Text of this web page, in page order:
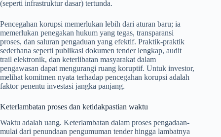
(seperti infrastruktur dasar) tertunda.
Pencegahan korupsi memerlukan lebih dari aturan baru; ia
memerlukan penegakan hukum yang tegas, transparansi
proses, dan saluran pengaduan yang efektif. Praktik-praktik
sederhana seperti publikasi dokumen tender lengkap, audit
trail elektronik, dan keterlibatan masyarakat dalam
pengawasan dapat mengurangi ruang koruptif. Untuk investor,
melihat komitmen nyata terhadap pencegahan korupsi adalah
faktor penentu investasi jangka panjang.
Keterlambatan proses dan ketidakpastian waktu
Waktu adalah uang. Keterlambatan dalam proses pengadaan-
mulai dari penundaan pengumuman tender hingga lambatnya